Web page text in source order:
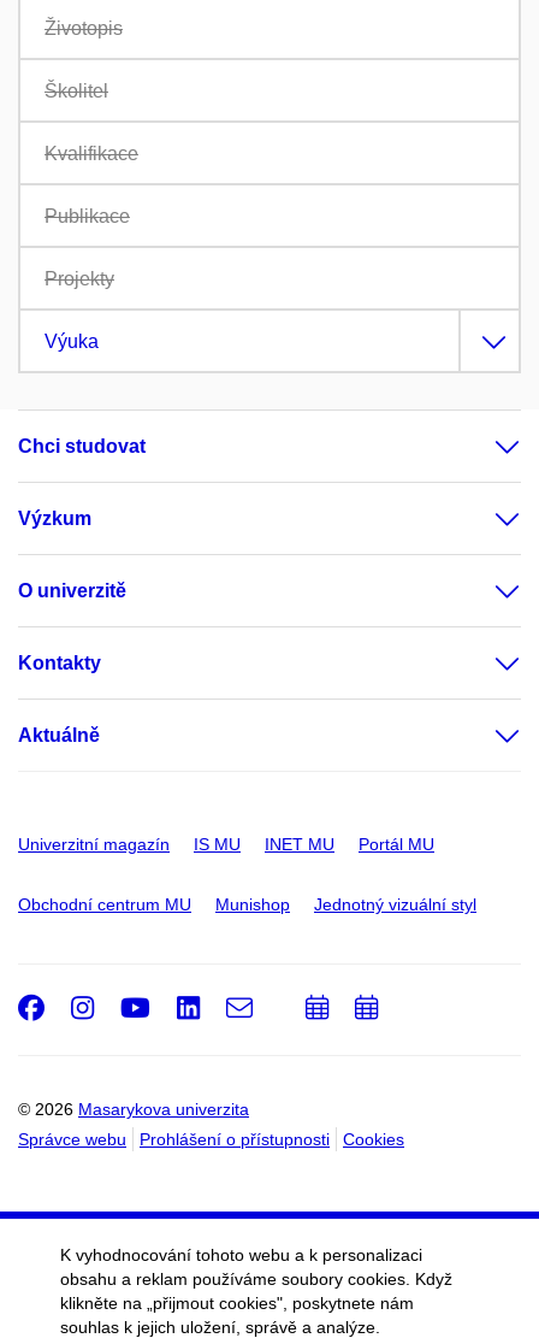
Životopis
Školitel
Kvalifikace
Publikace
Projekty
Výuka
Chci studovat
Výzkum
O univerzitě
Kontakty
Aktuálně
Univerzitní magazín IS MU INET MU Portál MU
Obchodní centrum MU Munishop Jednotný vizuální styl
© 2026 Masarykova univerzita
Správce webu
Prohlášení o přístupnosti Cookies
Facebook
Instagram
Youtube
LinkedIn
e-
PřidatPřidat
K vyhodnocování tohoto webu a k personalizaci
obsahu a reklam používáme soubory cookies. Když
klikněte na „přijmout cookies", poskytnete nám
souhlas k jejich uložení, správě a analýze.